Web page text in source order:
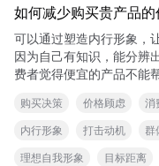
如何减少购买贵产品的
可以通过塑造内行形象，
因为自己有知识，能分辨
费者觉得便宜的产品不能
都
购买决策 价格顾虑 消
内行形象
打击动机 群
理想自我形象
目标距离